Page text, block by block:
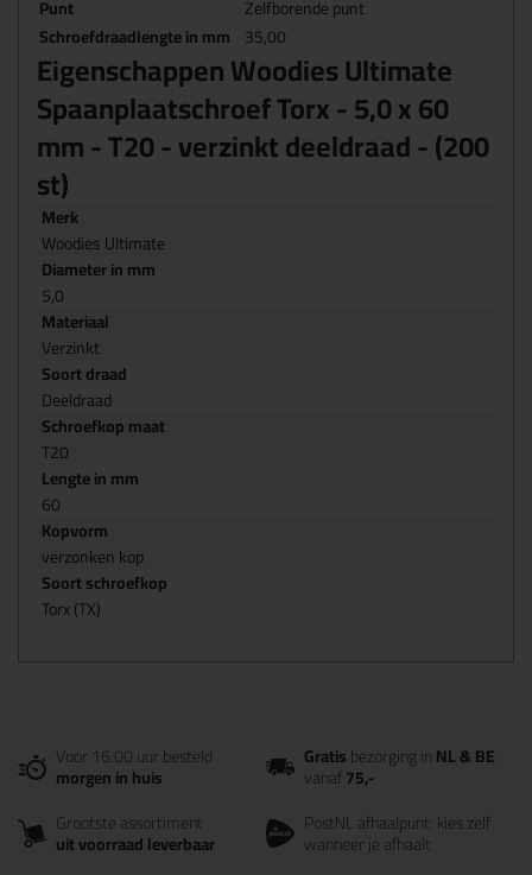
Punt
Zelfborende punt
Schroefdraadlengte in mm 35,00
Eigenschappen Woodies Ultimate
Spaanplaatschroef Torx - 5,0 x 60
mm - T20 - verzinkt deeldraad - (200
st)
Merk
Woodies Ultimate
Diameter in mm
5,0
Materiaal
Verzinkt
Soort draad
Deeldraad
Schroefkop maat
T20
Lengte in mm
60
Kopvorm
verzonken kop
Soort schroefkop
Torx (TX)
Voor 16:00 uur besteld
morgen in huis
Gratisbezorging inNL & BE
vanaf75,-
Grootste assortiment
uit voorraad leverbaar
PostNL afhaalpunt: kies zelf
wanneer je afhaalt